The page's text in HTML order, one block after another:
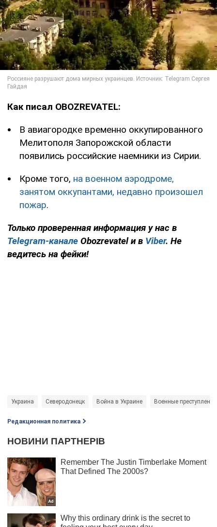
Как писал OBOZREVATEL:
В авиагородке временно оккупированного
Мелитополя Запорожской области
появились российские наемники из Сирии.
Кроме того, на военном аэродроме,
занятом оккупантами, недавно произошел
пожар.
Только проверенная информация у нас в
Telegram-канале Obozrevatel и в Viber. Не
ведитесь на фейки!
Украина Северодонецк Война в Украине Военные
Редакционная политика